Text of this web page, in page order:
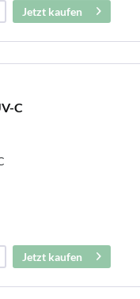
Jetzt kaufen
C
Jetzt kaufen